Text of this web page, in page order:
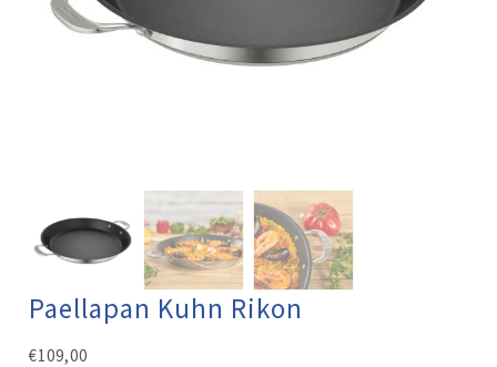
Paellapan Kuhn Rikon
€109,00